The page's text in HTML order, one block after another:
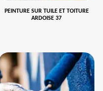
PEINTURE SUR TUILE ET TOITURE
ARDOISE 37